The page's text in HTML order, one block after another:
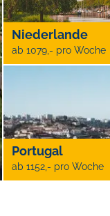
Niederlande
ab 1079,- pro Woche
Portugal
ab 1152,- pro Woche